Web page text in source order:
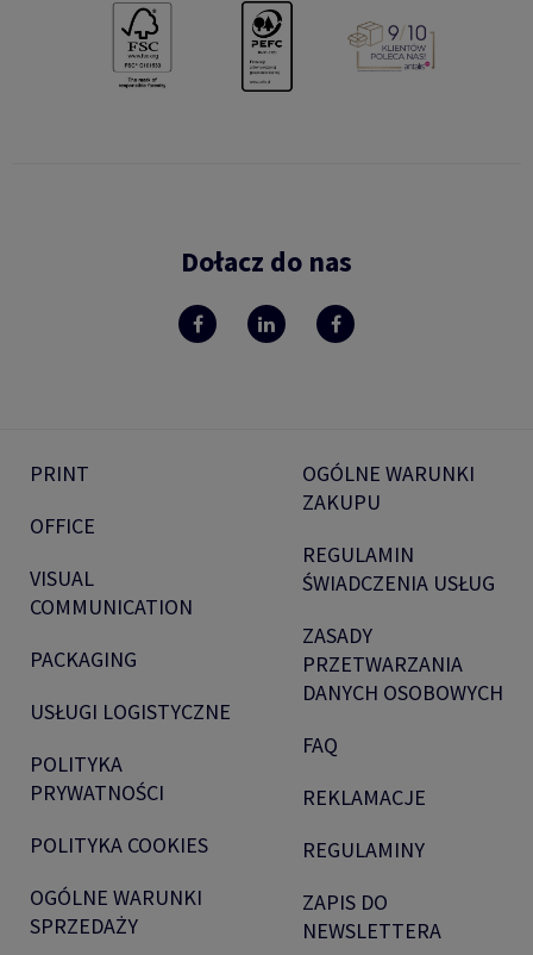
Dołacz do nas
PRINT
OFFICE
VISUAL
COMMUNICATION
PACKAGING
USŁUGI LOGISTYCZNE
POLITYKA
PRYWATNOŚCI
POLITYKA COOKIES
OGÓLNE WARUNKI
SPRZEDAŻY
OGÓLNE WARUNKI
ZAKUPU
REGULAMIN
ŚWIADCZENIA USŁUG
ZASADY
PRZETWARZANIA
DANYCH OSOBOWYCH
FAQ
REKLAMACJE
REGULAMINY
ZAPIS DO
NEWSLETTERA